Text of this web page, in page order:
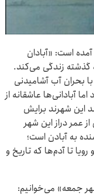
است: «آبادان
گذشته زندگی می‌کند.
بحران آب آشامیدنی
آبادانی‌ها عاشقانه از
این شهرند برایش
عمر دراز این شهر
به آبادن است؛
تا آدم‌ها که تاریخ و
جمعه» می‌خوانیم: